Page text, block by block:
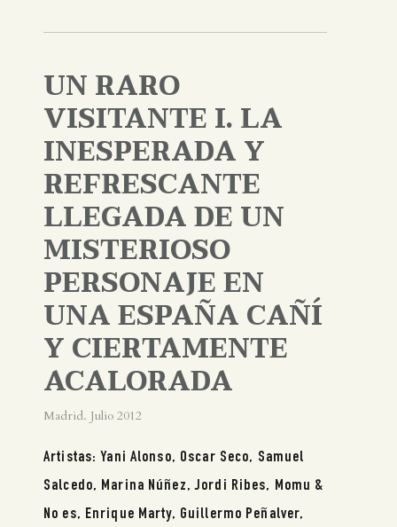
UN RARO
VISITANTE I. LA
INESPERADA Y
REFRESCANTE
LLEGADA DE UN
MISTERIOSO
PERSONAJE EN
UNA ESPAÑA CAÑÍ
Y CIERTAMENTE
ACALORADA
Madrid. Julio 2012
Artistas: Yani Alonso, Oscar Seco, Samuel
Salcedo, Marina Núñez, Jordi Ribes, Momu &
No es, Enrique Marty, Guillermo Peñalver,